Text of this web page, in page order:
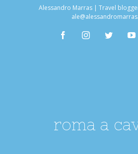
Alessandro Marras | Travel
facebookinstagramtwitter
roma a